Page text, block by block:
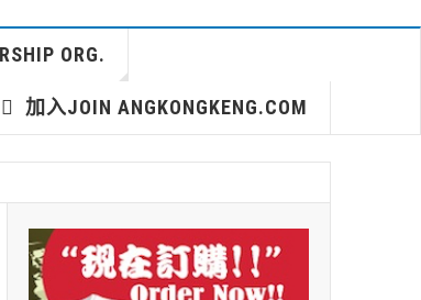
ORG.
加入JOIN ANGKONGKENG.COM